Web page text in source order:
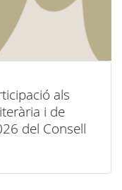
als
i de
del Consell